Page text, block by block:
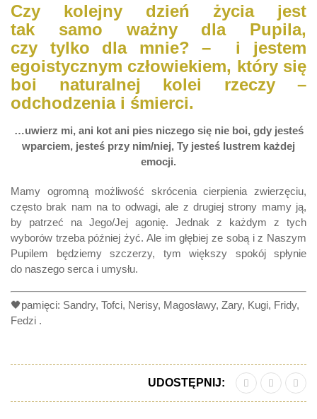
Czy kolejny dzień życia jest
tak samo ważny dla Pupila,
czy tylko dla mnie? – i jestem
egoistycznym człowiekiem, który się
boi naturalnej kolei rzeczy –
odchodzenia i śmierci.
…uwierz mi, ani kot ani pies niczego się nie boi, gdy jesteś
wparciem, jesteś przy nim/niej, Ty jesteś lustrem każdej
emocji.
Mamy ogromną możliwość skrócenia cierpienia zwierzęciu,
często brak nam na to odwagi, ale z drugiej strony mamy ją,
by patrzeć na Jego/Jej agonię. Jednak z każdym z tych
wyborów trzeba później żyć. Ale im głębiej ze sobą i z Naszym
Pupilem będziemy szczerzy, tym większy spokój spłynie
do naszego serca i umysłu.
🖤pamięci: Sandry, Tofci, Nerisy, Magosławy, Zary, Kugi, Fridy,
Fedzi .
UDOSTĘPNIJ: